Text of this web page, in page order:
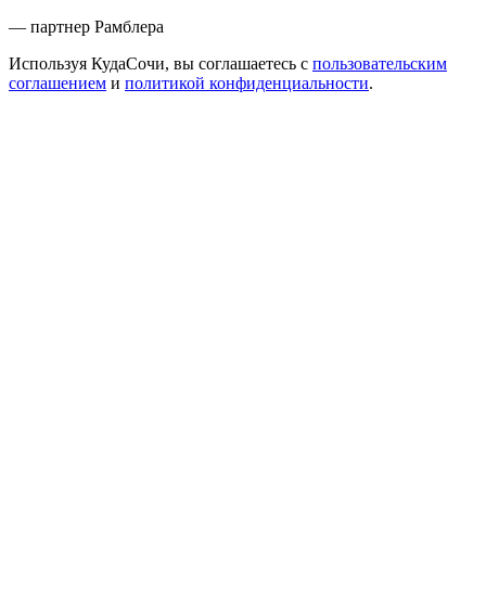
— партнер Рамблера
Используя КудаСочи, вы соглашаетесь с пользовательским
соглашением и политикой конфиденциальности.